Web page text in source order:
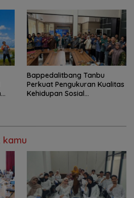
Bappedalitbang Tanbu
Perkuat Pengukuran Kualitas
Kehidupan Sosial
kamu